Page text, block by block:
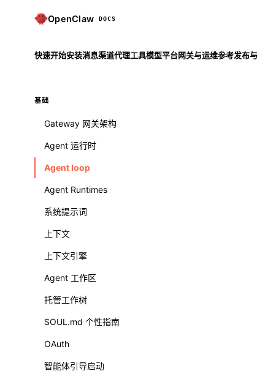
OpenClaw DOCS
快速开始安装消息渠道代理工具模型平台网关与运维参考发布
基础
Gateway 网关架构
Agent 运行时
Agent loop
Agent Runtimes
系统提示词
上下文
上下文引擎
Agent 工作区
托管工作树
SOUL.md 个性指南
OAuth
智能体引导启动